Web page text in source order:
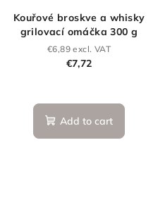
Kouřové broskve a whisky
grilovací omáčka 300 g
€6,89 excl. VAT
€7,72
Add to cart